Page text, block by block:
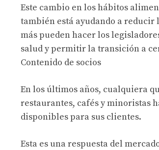
Este cambio en los hábitos
también está ayudando a reducir
más pueden hacer los
salud y permitir la transición a
Contenido de socios
En los últimos años, cualquiera
restaurantes, cafés y minoristas
disponibles para sus clientes.
Esta es una respuesta del